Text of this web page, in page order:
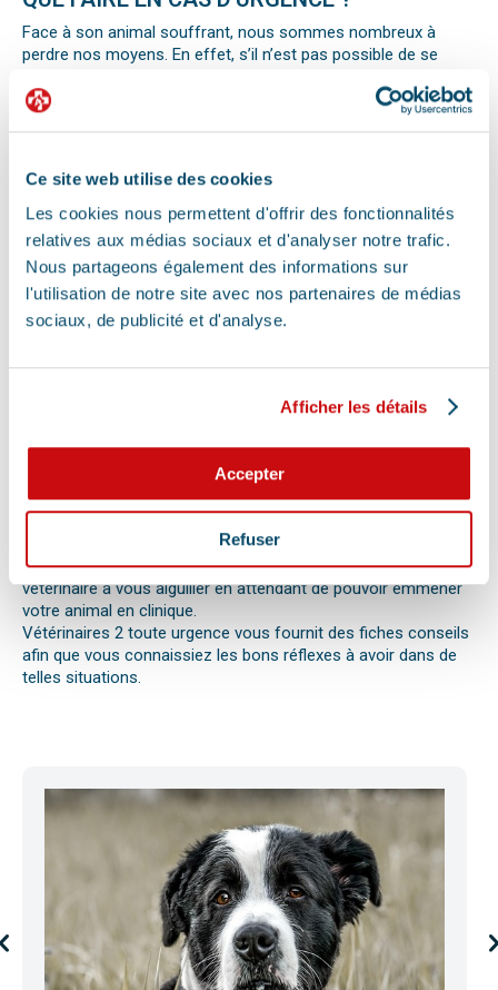
Ce site web utilise des cookies
Les cookies nous permettent d'offrir des fonctionnalités
relatives aux médias sociaux et d'analyser notre trafic.
Nous partageons également des informations sur
l'utilisation de notre site avec nos partenaires de médias
sociaux, de publicité et d'analyse.
Afficher les détails
Accepter
Refuser
Face à son animal souffrant, nous sommes nombreux à
perdre nos moyens. En effet, s’il n’est pas possible de se
peuvent être salvateurs.
Ainsi, le premier réflexe à avoir dans une telle situation est de
également de ne pas paniquer et de vous assurer de la
sécurité de votre animal pour ne pas empirer la situation.
Pour pouvoir détecter un mal-être chez son animal et décrire
la situation à un professionnel, il faut faire attention aux
signaux. Tout comportement anormal ou abattement doit
vous alerter.
Les difficultés respiratoires, pertes de conscience, les
perte d’appétit soudaine sont autant de signes visibles que
votre compagnon. Il peut s’agir en effet d’un épillet, d’une
réaction allergique avec œdème de Quincke, d’une intoxication
ou envenimation, d’un syndrome dilatation torsion de
l’estomac chez le chien, d’une mise bas, d’une infection
utérine ou pyomètre, une paralysie, etc.
Bien observer et détecter ces symptômes aidera votre
vétérinaire à vous aiguiller en attendant de pouvoir emmener
votre animal en clinique.
Vétérinaires 2 toute urgence vous fournit des fiches conseils
afin que vous connaissiez les bons réflexes à avoir dans de
telles situations.